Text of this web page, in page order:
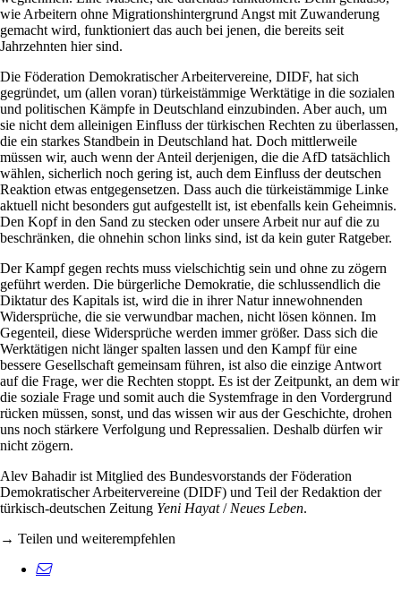
wie Arbeitern ohne Migrationshintergrund Angst mit Zuwanderung
gemacht wird, funktioniert das auch bei jenen, die bereits seit
Jahrzehnten hier sind.
Die Föderation Demokratischer Arbeitervereine, DIDF, hat sich
gegründet, um (allen voran) türkeistämmige Werktätige in die sozialen
und politischen Kämpfe in Deutschland einzubinden. Aber auch, um
sie nicht dem alleinigen Einfluss der türkischen Rechten zu überlassen,
die ein starkes Standbein in Deutschland hat. Doch mittlerweile
müssen wir, auch wenn der Anteil derjenigen, die die AfD tatsächlich
wählen, sicherlich noch gering ist, auch dem Einfluss der deutschen
Reaktion etwas entgegensetzen. Dass auch die türkeistämmige Linke
aktuell nicht besonders gut aufgestellt ist, ist ebenfalls kein Geheimnis.
Den Kopf in den Sand zu stecken oder unsere Arbeit nur auf die zu
beschränken, die ohnehin schon links sind, ist da kein guter Ratgeber.
Der Kampf gegen rechts muss vielschichtig sein und ohne zu zögern
geführt werden. Die bürgerliche Demokratie, die schlussendlich die
Diktatur des Kapitals ist, wird die in ihrer Natur innewohnenden
Widersprüche, die sie verwundbar machen, nicht lösen können. Im
Gegenteil, diese Widersprüche werden immer größer. Dass sich die
Werktätigen nicht länger spalten lassen und den Kampf für eine
bessere Gesellschaft gemeinsam führen, ist also die einzige Antwort
auf die Frage, wer die Rechten stoppt. Es ist der Zeitpunkt, an dem wir
die soziale Frage und somit auch die Systemfrage in den Vordergrund
rücken müssen, sonst, und das wissen wir aus der Geschichte, drohen
uns noch stärkere Verfolgung und Repressalien. Deshalb dürfen wir
nicht zögern.
Alev Bahadir ist Mitglied des Bundesvorstands der Föderation
Demokratischer Arbeitervereine (DIDF) und Teil der Redaktion der
türkisch-deutschen Zeitung Yeni Hayat/ Neues Leben.
→ Teilen und weiterempfehlen